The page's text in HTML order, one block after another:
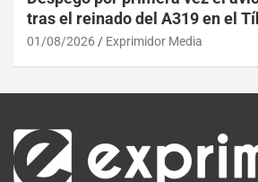
tras el reinado del A319 en el
01/08/2026 Exprimidor Media